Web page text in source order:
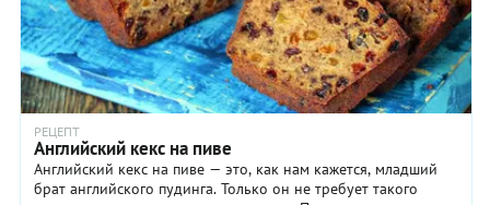
РЕЦЕПТ
Английский кекс на пиве
Английский кекс на пиве — это, как нам кажется, младший
брат английского пудинга. Только он не требует такого